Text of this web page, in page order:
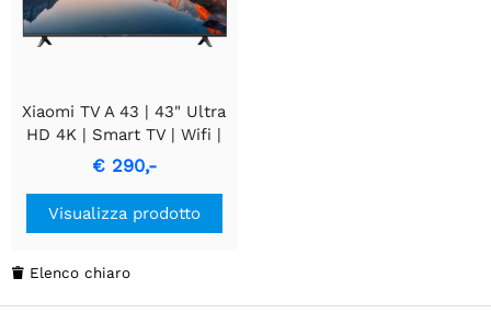
Xiaomi TV A 43 | 43" Ultra
HD 4K | Smart TV | Wifi |
Google TV | HDR10, HLG |
€ 290,-
Visualizza prodotto
 Elenco chiaro